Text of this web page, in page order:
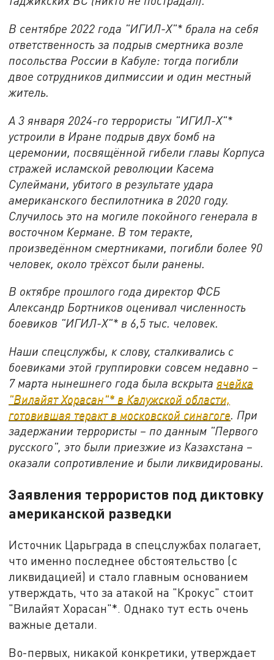
В сентябре 2022 года "ИГИЛ-Х"* брала на себя
ответственность за подрыв смертника возле
посольства России в Кабуле: тогда погибли
двое сотрудников дипмиссии и один местный
житель.
А 3 января 2024-го террористы "ИГИЛ-Х"*
устроили в Иране подрыв двух бомб на
церемонии, посвящённой гибели главы Корпуса
стражей исламской революции Касема
Сулеймани, убитого в результате удара
американского беспилотника в 2020 году.
Случилось это на могиле покойного генерала в
восточном Кермане. В том теракте,
произведённом смертниками, погибли более 90
человек, около трёхсот были ранены.
В октябре прошлого года директор ФСБ
Александр Бортников оценивал численность
боевиков "ИГИЛ-Х"* в 6,5 тыс. человек.
Наши спецслужбы, к слову, сталкивались с
боевиками этой группировки совсем недавно –
7 марта нынешнего года была вскрыта ячейка
"Вилайят Хорасан"* в Калужской области,
готовившая теракт в московской синагоге. При
задержании террористы – по данным "Первого
русского", это были приезжие из Казахстана –
оказали сопротивление и были ликвидированы.
Заявления террористов под диктовку
американской разведки
Источник Царьграда в спецслужбах полагает,
что именно последнее обстоятельство (с
ликвидацией) и стало главным основанием
утверждать, что за атакой на "Крокус" стоит
"Вилайят Хорасан"*. Однако тут есть очень
важные детали.
Во-первых, никакой конкретики, утверждает